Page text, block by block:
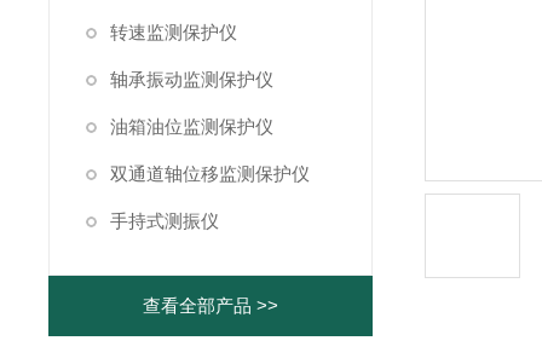
转速监测保护仪
轴承振动监测保护仪
油箱油位监测保护仪
双通道轴位移监测保护仪
手持式测振仪
查看全部产品 >>